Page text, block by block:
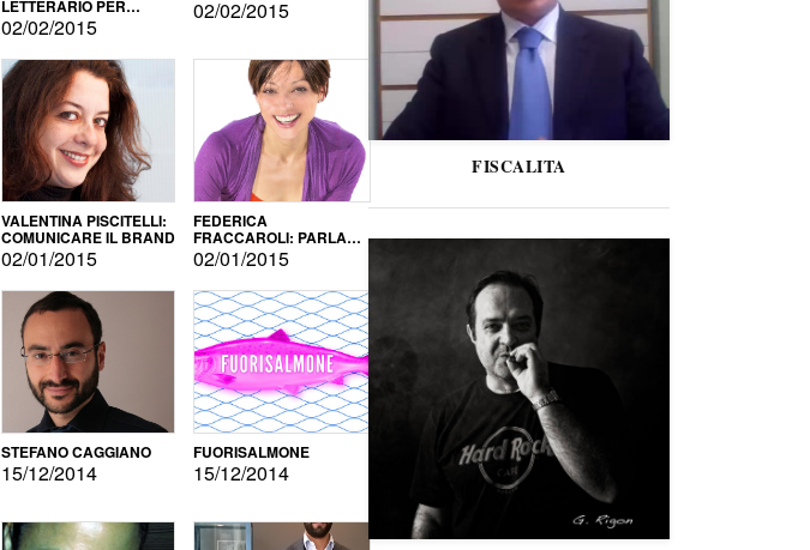
LETTERARIO PER
DESIGNER
02/02/2015
02/02/2015
VALENTINA PISCITELLI:
COMUNICARE IL BRAND
02/01/2015
FEDERICA
FRACCAROLI: PARLARE
LINGUE DIVERSE
02/01/2015
STEFANO CAGGIANO
15/12/2014
FUORISALMONE
15/12/2014
FISCALITA